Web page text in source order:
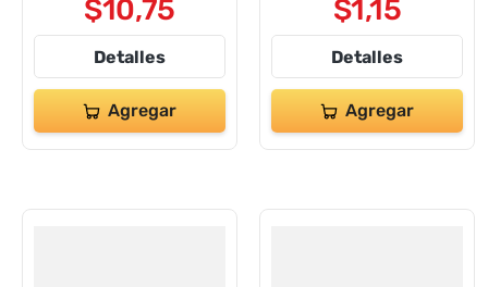
$10,75
Detalles
Agregar
$1,15
Detalles
Agregar